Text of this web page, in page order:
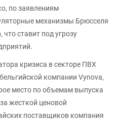
по заявлениям
механизмы Брюсселя
ставит под угрозу
кризиса в секторе ПВХ
компании Vynova,
место по объемам выпуска
жесткой ценовой
поставщиков компания